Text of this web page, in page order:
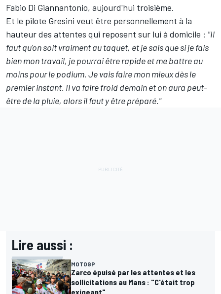
Fabio Di Giannantonio, aujourd'hui troisième.
Et le pilote Gresini veut être personnellement à la
hauteur des attentes qui reposent sur lui à domicile : "Il
faut qu'on soit vraiment au taquet, et je sais que si je fais
bien mon travail, je pourrai être rapide et me battre au
moins pour le podium. Je vais faire mon mieux dès le
premier instant. Il va faire froid demain et on aura peut-
être de la pluie, alors il faut y être préparé."
Lire aussi :
MOTOGP
Zarco épuisé par les attentes et les
sollicitations au Mans : "C'était trop
exigeant"